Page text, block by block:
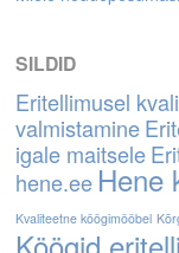
SILDID
Eritellimusel
valmistamine
igale maitsele
hene.ee Hene
Kvaliteetne köögimööbel